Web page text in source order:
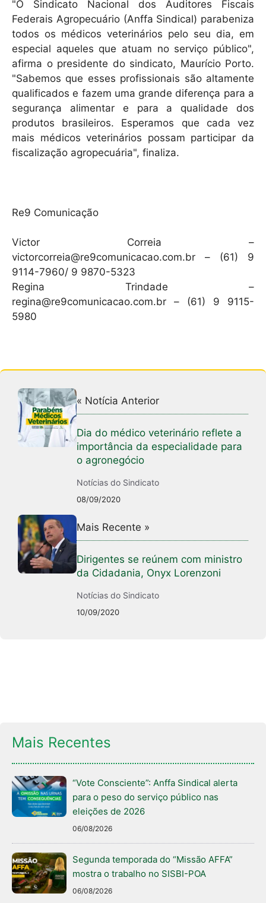
"O Sindicato Nacional dos Auditores Fiscais
Federais Agropecuário (Anffa Sindical) parabeniza
todos os médicos veterinários pelo seu dia, em
especial aqueles que atuam no serviço público",
afirma o presidente do sindicato, Maurício Porto.
"Sabemos que esses profissionais são altamente
qualificados e fazem uma grande diferença para a
segurança alimentar e para a qualidade dos
produtos brasileiros. Esperamos que cada vez
mais médicos veterinários possam participar da
fiscalização agropecuária", finaliza.
Re9 Comunicação
Victor Correia –
victorcorreia@re9comunicacao.com.br – (61) 9
9114-7960/ 9 9870-5323
Regina Trindade –
regina@re9comunicacao.com.br – (61) 9 9115-
5980
« Notícia Anterior
Dia do médico veterinário reflete a
importância da especialidade para
o agronegócio
Notícias do Sindicato
08/09/2020
Mais Recente »
Dirigentes se reúnem com ministro
da Cidadania, Onyx Lorenzoni
Notícias do Sindicato
10/09/2020
Mais Recentes
“Vote Consciente”: Anffa Sindical alerta
para o peso do serviço público nas
eleições de 2026
06/08/2026
Segunda temporada do “Missão AFFA”
mostra o trabalho no SISBI-POA
06/08/2026